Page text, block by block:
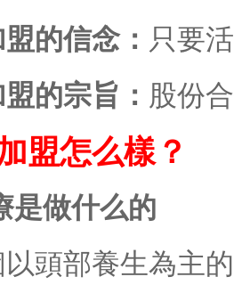
的信念： 只要
的宗旨： 股份
盟怎么樣？
是做什么的
頭部養生為主